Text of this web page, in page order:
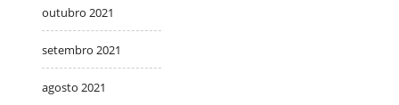
outubro 2021
setembro 2021
agosto 2021